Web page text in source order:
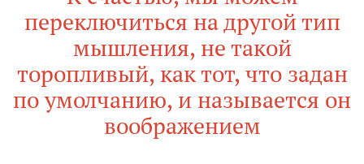
переключиться на другой тип
мышления, не такой
торопливый, как тот, что задан
по умолчанию, и называется он
воображением